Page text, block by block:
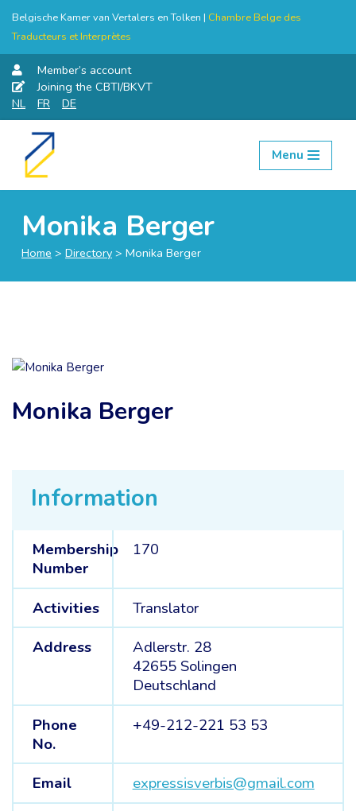
Belgische Kamer van Vertalers en Tolken | Chambre Belge des
Traducteurs et Interprètes
Member’s account
Joining the CBTI/BKVT
NL
FR DE
Skip
Menu
Monika Berger
Home > Directory > Monika Berger
Information
Membership
Number
170
Activities
Translator
Address
Adlerstr. 28
42655 Solingen
Deutschland
Phone
No.
+49-212-221 53 53
Email
expressisverbis@gmail.com
Monika Berger